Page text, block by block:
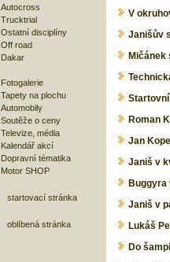
Autocross
Trucktrial
Ostatní disciplíny
Off road
Dakar
Fotogalerie
Tapety na plochu
Automobily
Soutěže o ceny
Televize, média
Kalendář akcí
Dopravní tématika
Motor SHOP
startovací stránka
oblíbená stránka
V
Janišův
Mičánek
Startovní
Roman
Jan
Janiš v
Buggyra
Janiš v
Lukáš
Do